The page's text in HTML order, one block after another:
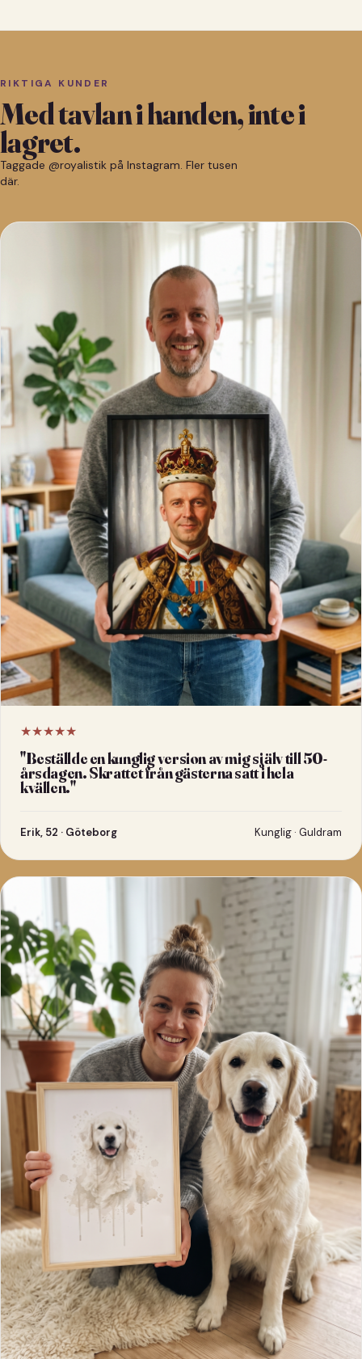
RIKTIGA KUNDER
Med tavlan i handen, inte i
lagret.
Taggade @royalistik på Instagram. Fler tusen
där.
★★★★★
"Beställde en kunglig version av mig själv till 50-
årsdagen. Skrattet från gästerna satt i hela
kvällen."
Erik, 52 · Göteborg Kunglig · Guldram